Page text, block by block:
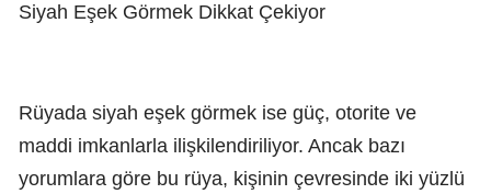
Siyah Eşek Görmek Dikkat Çekiyor
Rüyada siyah eşek görmek ise güç, otorite ve
maddi imkanlarla ilişkilendiriliyor. Ancak bazı
yorumlara göre bu rüya, kişinin çevresinde iki yüzlü